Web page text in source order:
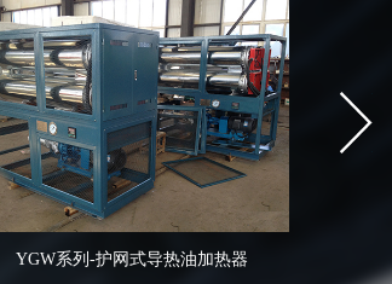
YGW系列-护网式导热油加热器